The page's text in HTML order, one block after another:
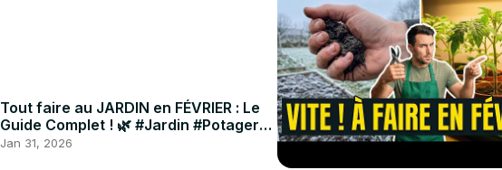
Tout faire au JARDIN en FÉVRIER : Le
Guide Complet ! 🌿 #Jardin #Potager
#Fevrier
Jan 31, 2026